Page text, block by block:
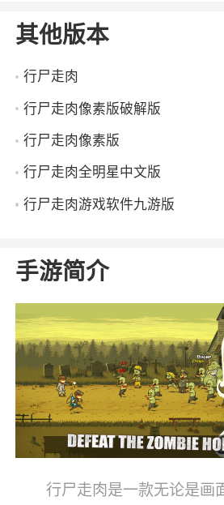
其他版本
行尸走肉
行尸走肉像素版破解版
行尸走肉像素版
行尸走肉全明星中文版
行尸走肉游戏软件九游版
手游简介
行尸走肉是一款无论是画